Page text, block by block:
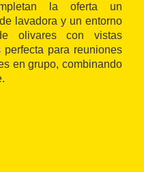
la oferta un
lavadora y un entorno
olivares con vistas
para reuniones
en grupo, combinando